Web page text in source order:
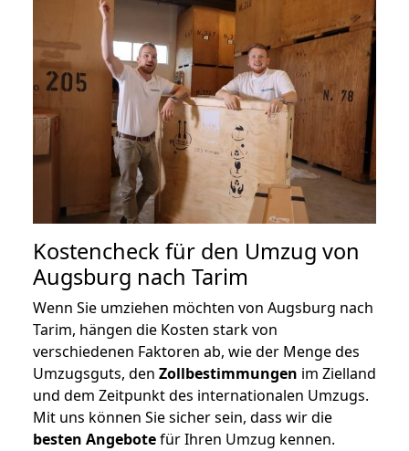
Kostencheck für den Umzug von
Augsburg nach Tarim
Wenn Sie umziehen möchten von Augsburg nach
Tarim, hängen die Kosten stark von
verschiedenen Faktoren ab, wie der Menge des
Umzugsguts, den Zollbestimmungen im Zielland
und dem Zeitpunkt des internationalen Umzugs.
Mit uns können Sie sicher sein, dass wir die
besten Angebotefür Ihren Umzug kennen.